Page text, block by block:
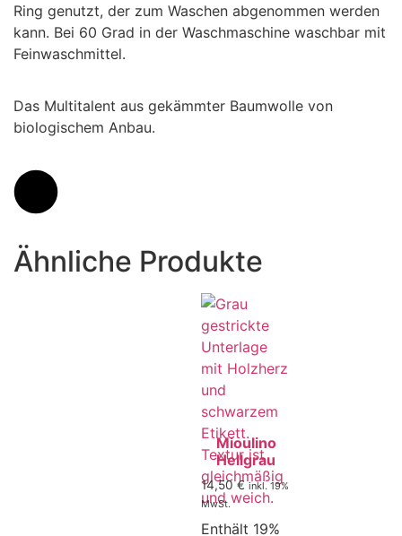
Ring genutzt, der zum Waschen abgenommen werden
kann. Bei 60 Grad in der Waschmaschine waschbar mit
Feinwaschmittel.
Das Multitalent aus gekämmter Baumwolle von
biologischem Anbau.
Ähnliche Produkte
Mioulino
Hellgrau
14,50€ inkl. 19%
MwSt.
Enthält 19%